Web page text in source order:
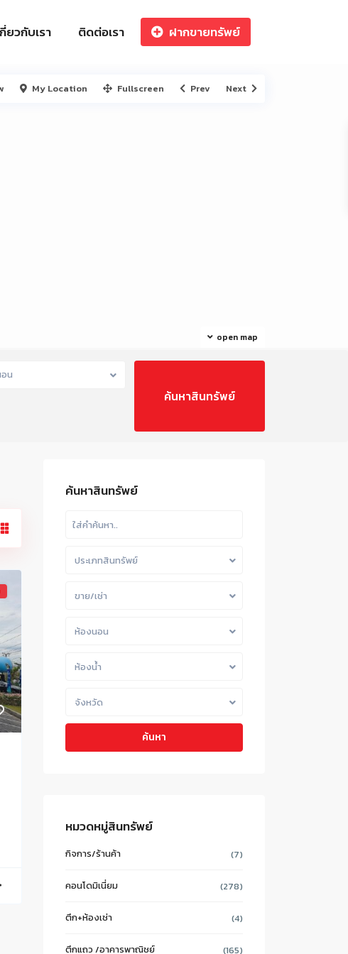
ยวกับเรา ติดต่อเรา ฝากขายทรัพย์
open map
My Location Fullscreen Prev Next
น
ค้นหาสินทรัพย์
ประเภทสินทรัพย์
ขาย/เช่า
ห้องนอน
ห้องน้ำ
จังหวัด
ค้นหา
หมวดหมู่สินทรัพย์
กิจการ/ร้านค้า (7)
คอนโดมิเนี่ยม (278)
ตึก+ห้องเช่า (4)
ตึกแถว /อาคารพาณิชย์ (165)